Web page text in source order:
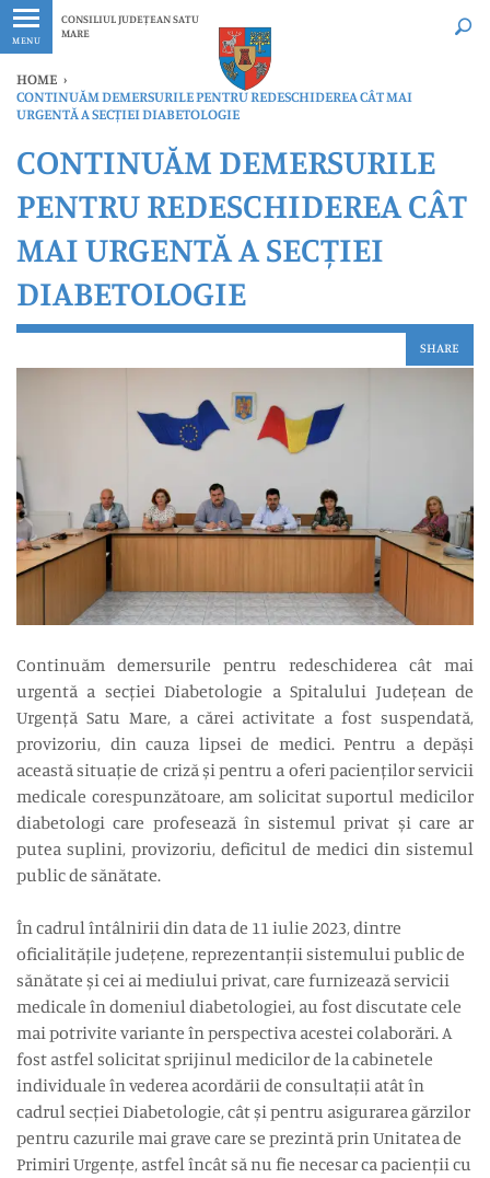
MENU
CONSILIUL JUDEȚEAN SATU
MARE
Ultimele
HOME ›
CONTINUĂM DEMERSURILE PENTRU REDESCHIDEREA CÂT MAI
URGENTĂ A SECȚIEI DIABETOLOGIE
CONTINUĂM DEMERSURILE
PENTRU REDESCHIDEREA CÂT
MAI URGENTĂ A SECȚIEI
DIABETOLOGIE
SHARE
Continuăm demersurile pentru redeschiderea cât mai
urgentă a secției Diabetologie a Spitalului Județean de
Urgență Satu Mare, a cărei activitate a fost suspendată,
provizoriu, din cauza lipsei de medici. Pentru a depăși
această situație de criză și pentru a oferi pacienților servicii
medicale corespunzătoare, am solicitat suportul medicilor
diabetologi care profesează în sistemul privat și care ar
putea suplini, provizoriu, deficitul de medici din sistemul
public de sănătate.
În cadrul întâlnirii din data de 11 iulie 2023, dintre
oficialitățile județene, reprezentanții sistemului public de
sănătate și cei ai mediului privat, care furnizează servicii
medicale în domeniul diabetologiei, au fost discutate cele
mai potrivite variante în perspectiva acestei colaborări. A
fost astfel solicitat sprijinul medicilor de la cabinetele
individuale în vederea acordării de consultații atât în
cadrul secției Diabetologie, cât și pentru asigurarea gărzilor
pentru cazurile mai grave care se prezintă prin Unitatea de
Primiri Urgențe, astfel încât să nu fie necesar ca pacienții cu